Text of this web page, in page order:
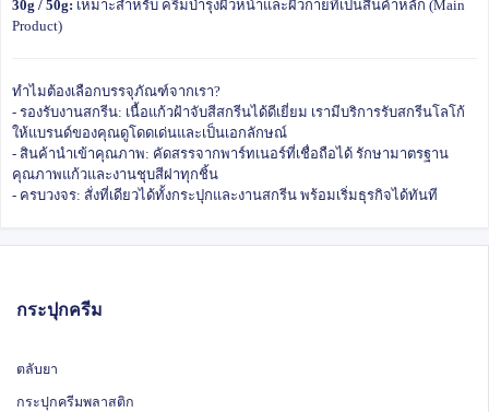
30g / 50g: เหมาะสำหรับ ครีมบำรุงผิวหน้าและผิวกายที่เป็นสินค้าหลัก (Main
Product)
ทำไมต้องเลือกบรรจุภัณฑ์จากเรา?
- รองรับงานสกรีน: เนื้อแก้วฝ้าจับสีสกรีนได้ดีเยี่ยม เรามีบริการรับสกรีนโลโก้
ให้แบรนด์ของคุณดูโดดเด่นและเป็นเอกลักษณ์
- สินค้านำเข้าคุณภาพ: คัดสรรจากพาร์ทเนอร์ที่เชื่อถือได้ รักษามาตรฐาน
คุณภาพแก้วและงานชุบสีฝาทุกชิ้น
- ครบวงจร: สั่งที่เดียวได้ทั้งกระปุกและงานสกรีน พร้อมเริ่มธุรกิจได้ทันที
กระปุกครีม
ตลับยา
กระปุกครีมพลาสติก